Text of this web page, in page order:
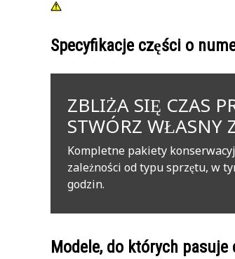
Specyfikacje części o
ZBLIŻA SIĘ CZAS
STWÓRZ WŁASNY
Kompletne pakiety
zależności od typu sprzętu, w
godzin.
Modele, do których